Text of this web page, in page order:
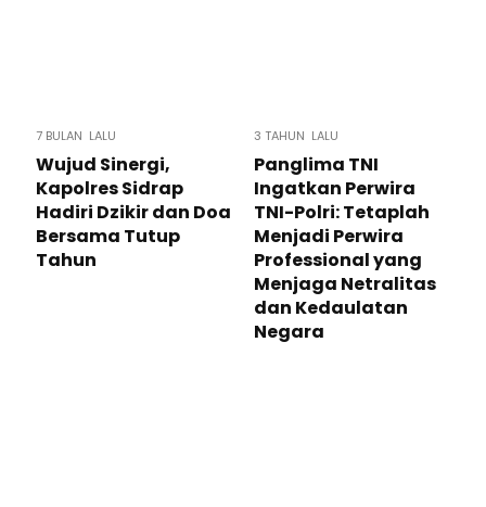
7 BULAN LALU
Wujud Sinergi,
Kapolres Sidrap
Hadiri Dzikir dan Doa
Bersama Tutup
Tahun
3 TAHUN LALU
Panglima TNI
Ingatkan Perwira
TNI-Polri: Tetaplah
Menjadi Perwira
Professional yang
Menjaga Netralitas
dan Kedaulatan
Negara